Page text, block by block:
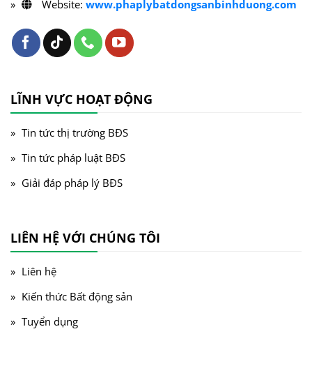
Website: www.phaplybatdongsanbinhduong.com
LĨNH VỰC HOẠT ĐỘNG
Tin tức thị trường BĐS
Tin tức pháp luật BĐS
Giải đáp pháp lý BĐS
LIÊN HỆ VỚI CHÚNG TÔI
Liên hệ
Kiến thức Bất động sản
Tuyển dụng